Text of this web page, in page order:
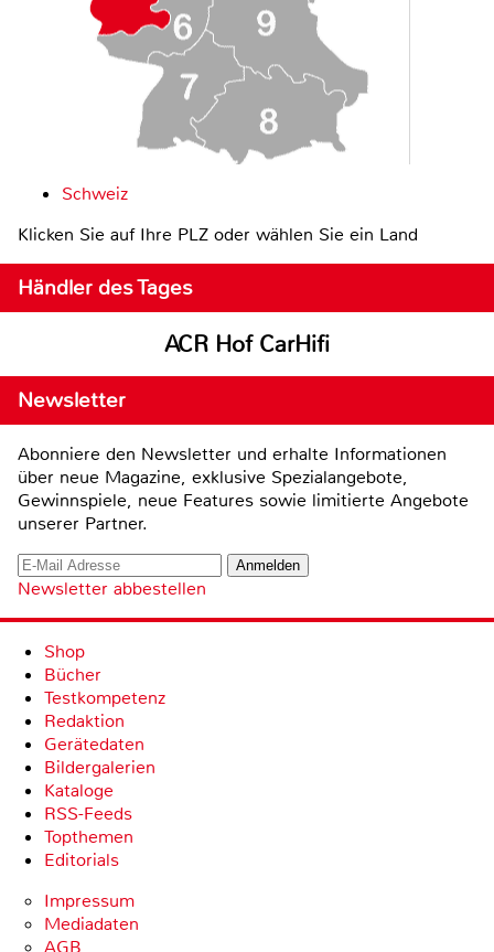
Schweiz
Klicken Sie auf Ihre PLZ oder wählen Sie ein Land
Händler des Tages
ACR Hof CarHifi
Newsletter
Abonniere den Newsletter und erhalte Informationen
über neue Magazine, exklusive Spezialangebote,
Gewinnspiele, neue Features sowie limitierte Angebote
unserer Partner.
Newsletter abbestellen
Shop
Bücher
Testkompetenz
Redaktion
Gerätedaten
Bildergalerien
Kataloge
RSS-Feeds
Topthemen
Editorials
Impressum
Mediadaten